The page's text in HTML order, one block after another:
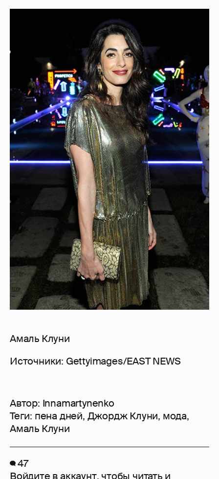
Амаль Клуни
Источники: Gettyimages/EAST NEWS
Автор: Innamartynenko
Теги: пена дней, Джордж Клуни, мода,
Амаль Клуни
47
Войдите в аккаунт, чтобы читать и